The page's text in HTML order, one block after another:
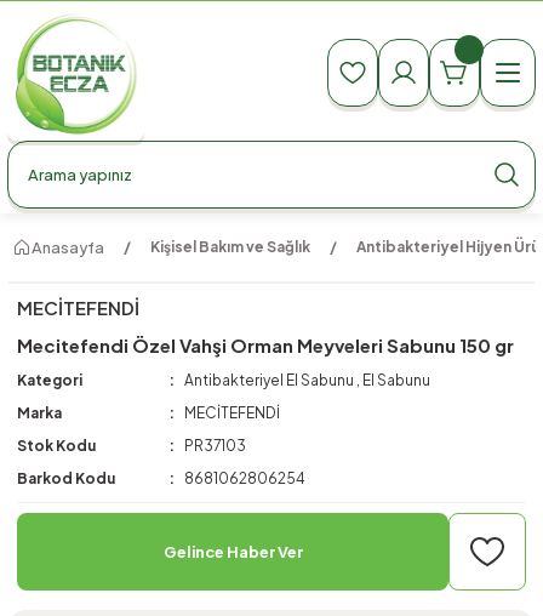
990 TL Üzeri Ücretsiz Kargo
990 TL Üzeri Ücretsiz Kargo
Anasayfa Kişisel Bakım ve Sağlık Antibakteriyel Hijyen
MECİTEFENDİ
Mecitefendi Özel Vahşi Orman Meyveleri Sabunu 150 gr
Kategori Antibakteriyel El Sabunu
El Sabunu
Marka
MECİTEFENDİ
Stok Kodu
PR37103
Barkod Kodu
8681062806254
Gelince Haber Ver